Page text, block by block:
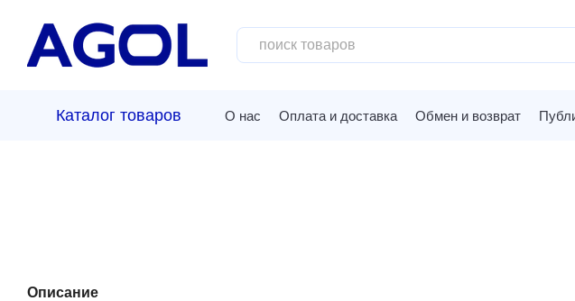
Каталог товаров О нас Оплата и доставка Обмен и возврат
Описание